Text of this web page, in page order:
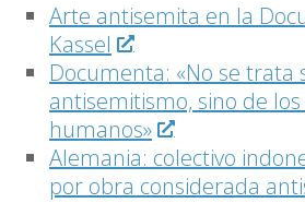
Arte antisemita en la
Kassel
Documenta: «No se trata
antisemitismo, sino de
humanos»
Alemania: colectivo
por obra considerada